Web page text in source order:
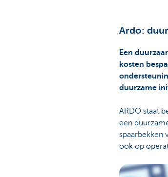
Ardo:
Een
kosten
duurzame
ARDO staat
een
spaarbekken
ook op